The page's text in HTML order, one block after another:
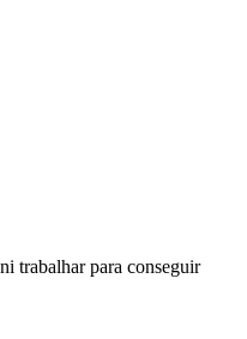
trabalhar para conseguir